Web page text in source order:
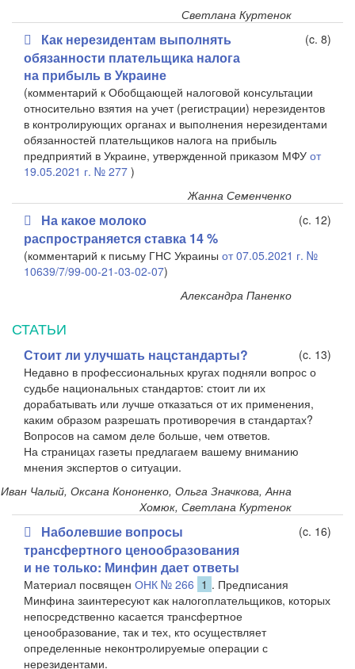
Светлана Куртенок
Как нерезидентам выполнять
обязанности плательщика налога
на прибыль в Украине
(c. 8)
(комментарий к Обобщающей налоговой консультации
относительно взятия на учет (регистрации) нерезидентов
в контролирующих органах и выполнения нерезидентами
обязанностей плательщиков налога на прибыль
предприятий в Украине, утвержденной приказом МФУ от
19.05.2021 г. № 277 )
Жанна Семенченко
На какое молоко
распространяется ставка 14 %
(c. 12)
(комментарий к письму ГНС Украины от 07.05.2021 г. №
10639/7/99-00-21-03-02-07)
Александра Паненко
СТАТЬИ
Стоит ли улучшать нацстандарты?
(c. 13)
Недавно в профессиональных кругах подняли вопрос о
судьбе национальных стандартов: стоит ли их
дорабатывать или лучше отказаться от их применения,
каким образом разрешать противоречия в стандартах?
Вопросов на самом деле больше, чем ответов.
На страницах газеты предлагаем вашему вниманию
мнения экспертов о ситуации.
Иван Чалый, Оксана Кононенко, Ольга Значкова, Анна
Хомюк, Светлана Куртенок
Наболевшие вопросы
трансфертного ценообразования
и не только: Минфин дает ответы
(c. 16)
Материал посвящен ОНК № 266 1 . Предписания
Минфина заинтересуют как налогоплательщиков, которых
непосредственно касается трансфертное
ценообразование, так и тех, кто осуществляет
определенные неконтролируемые операции с
нерезидентами.